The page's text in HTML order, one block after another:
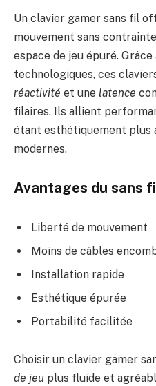
Un clavier gamer sans fil
mouvement sans
espace de jeu épuré. Grâce
technologiques, ces
réactivité et une latence
filaires. Ils allient
étant esthétiquement plus
modernes.
Avantages du sans
Liberté de mouvement
Moins de câbles
Installation rapide
Esthétique épurée
Portabilité facilitée
Choisir un clavier gamer
de jeu plus fluide et